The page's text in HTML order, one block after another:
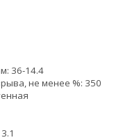
36-14.4
не менее %: 350